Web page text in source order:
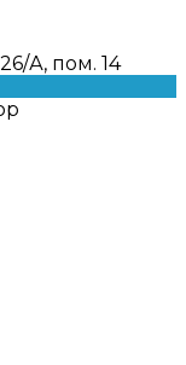
А, пом. 14